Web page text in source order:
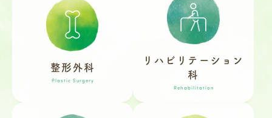
整形外科
Plastic Surgery
リハビリテーション
科
Rehabilitation